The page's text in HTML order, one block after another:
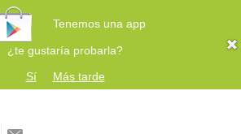
Tenemos una app
¿te gustaría probarla?
Sí
Más tarde